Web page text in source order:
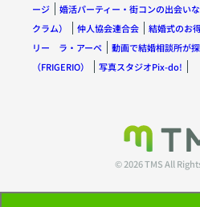
ージ
婚活パーティー・街コンの出会い
クラム）
仲人協会連合会 結婚式のお
リー ラ・アーペ
動画で結婚相談所が
（FRIGERIO）
写真スタジオPix-do!
© 2026 TMS All